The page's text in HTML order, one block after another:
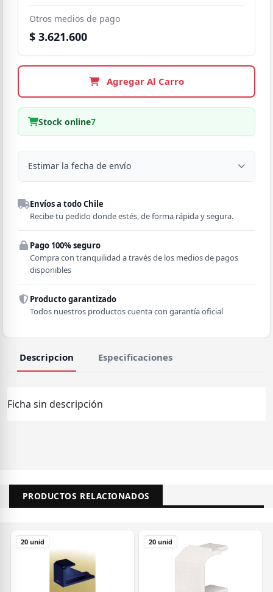
Otros medios de pago
$ 3.621.600
Agregar Al Carro
Stock online7
Estimar la fecha de envío
Despacho a domicilio
Región
Comuna
Envíos a todo Chile
Recibe tu pedido donde estés, de forma rápida y segura.
Pago 100% seguro
Compra con tranquilidad a través de los medios de pagos
disponibles
Producto garantizado
Todos nuestros productos cuenta con garantía oficial
Descripcion Especificaciones
Ficha sin descripción
PRODUCTOS RELACIONADOS
20 unid 20 unid